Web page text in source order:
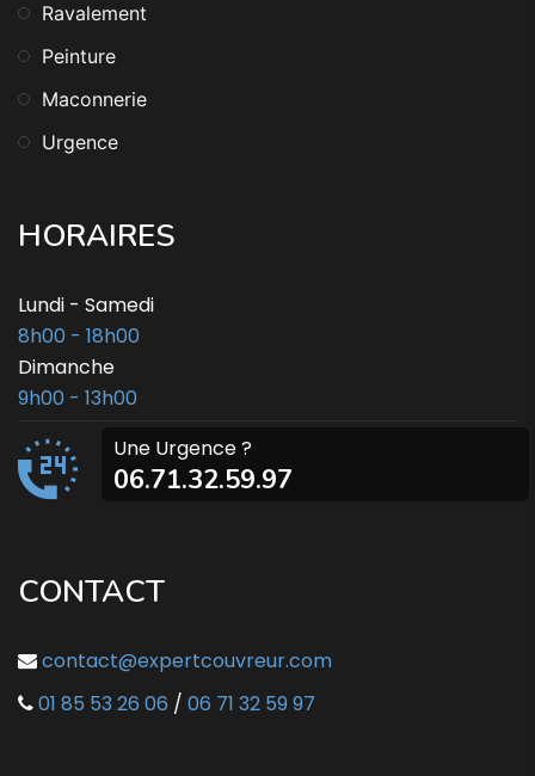
Ravalement
Peinture
Maconnerie
Urgence
HORAIRES
Lundi - Samedi
8h00 - 18h00
Dimanche
9h00 - 13h00
Une Urgence ?
06.71.32.59.97
CONTACT
contact@expertcouvreur.com
01 85 53 26 06 / 06 71 32 59 97